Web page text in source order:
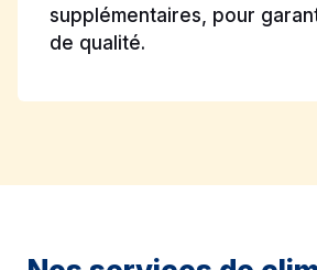
supplémentaires, pour
de qualité.